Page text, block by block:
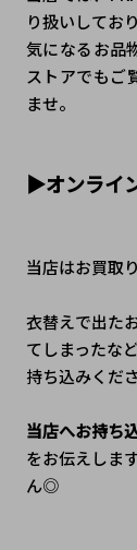
り扱いしてお
気になるお品
ストアでもご
ませ。
▶オンライ
当店はお買取
衣替えで出た
てしまったな
持ち込みくだ
当店へお持ち
をお伝えしま
ん◎